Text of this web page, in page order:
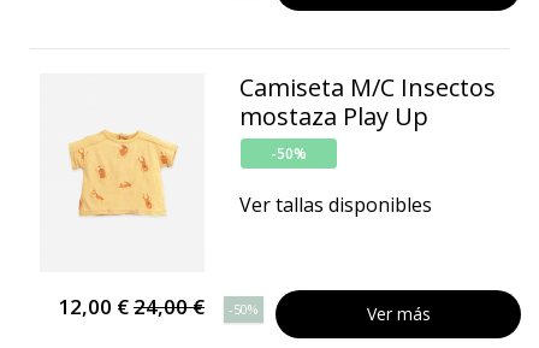
Camiseta M/C Insectos
mostaza Play Up
-50%
Ver tallas disponibles
12,00 €24,00 € -50% Ver más